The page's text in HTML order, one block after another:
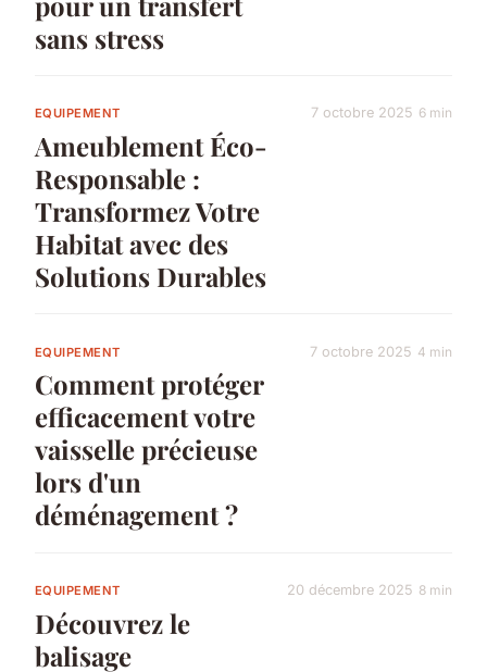
sans stress
EQUIPEMENT
Ameublement Éco-
Responsable :
Transformez Votre
Habitat avec des
Solutions Durables
7 octobre 2025 6 min
EQUIPEMENT
Comment protéger
efficacement votre
vaisselle précieuse
lors d'un
déménagement ?
7 octobre 2025 4 min
EQUIPEMENT
Découvrez le
balisage
20 décembre 2025 8 min